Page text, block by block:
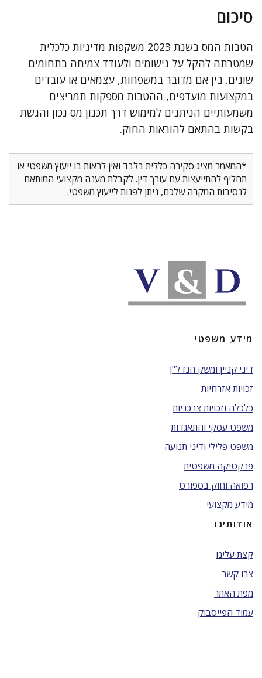
סיכום
הטבות המס בשנת 2023 משקפות מדיניות כלכלית
שמטרתה להקל על נישומים ולעודד צמיחה בתחומים
שונים. בין אם מדובר במשפחות, עצמאים או עובדים
במקצועות מועדפים, ההטבות מספקות תמריצים
משמעותיים הניתנים למימוש דרך תכנון מס נכון והגשת
בקשות בהתאם להוראות החוק.
*המאמר מציג סקירה כללית בלבד ואין לראות בו ייעוץ משפטי או
תחליף להתייעצות עם עורך דין. לקבלת מענה מקצועי המותאם
לנסיבות המקרה שלכם, ניתן לפנות לייעוץ משפטי.
מידע משפטי
דיני קניין ומשק הנדל"ן
זכויות אזרחיות
כלכלה וזכויות צרכניות
משפט עסקי והתאגדות
משפט פלילי ודיני תנועה
פרקטיקה משפטית
רפואה וחוק בספורט
מידע מקצועי
אודותינו
קצת עלינו
צרו קשר
מפת האתר
עמוד הפייסבוק